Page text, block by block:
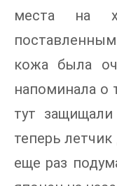
места на
кожа была
напоминала о
тут
теперь
еще раз